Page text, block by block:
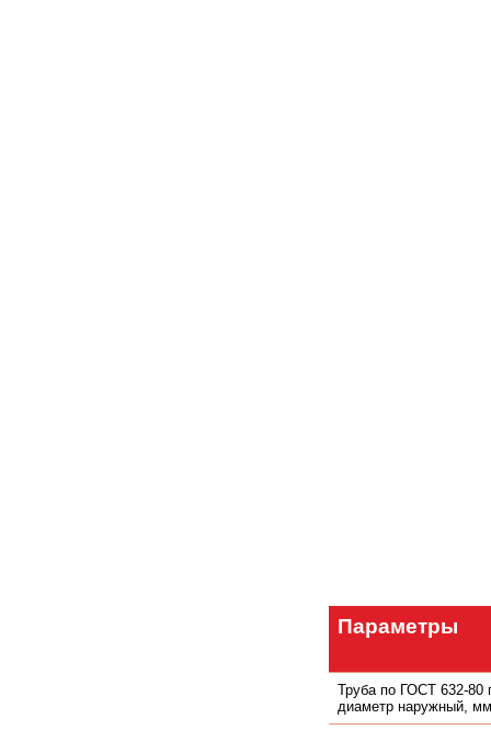
Параметры
Труба по ГОСТ 632-80
диаметр наружный, мм